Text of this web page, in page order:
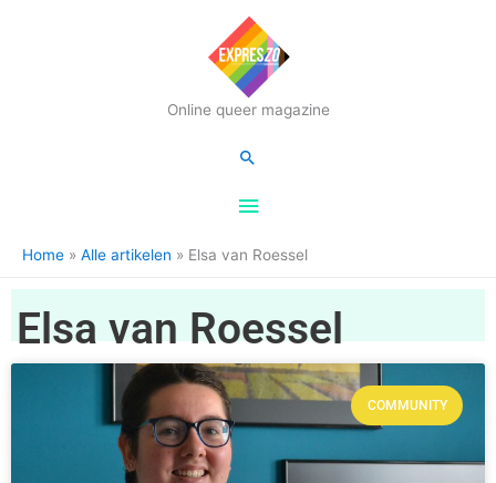
Online queer magazine
Hoofdmenu
Zoeken
Home Alle artikelen Elsa van Roessel
Elsa van Roessel
COMMUNITY